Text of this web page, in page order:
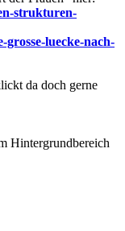
strukturen-
luecke-nach-
da doch gerne
Hintergrundbereich